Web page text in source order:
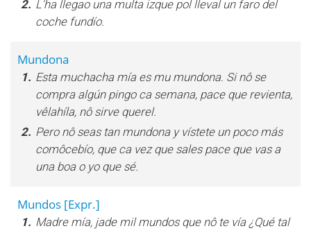
2. L'ha llegao una multa izque pol lleval un faro del
coche fundío.
Mundona
1. Esta muchacha mía es mu mundona. Si nô se
compra algún pingo ca semana, pace que revienta,
vêlahíla, nô sirve querel.
2. Pero nô seas tan mundona y vístete un poco más
comôcebío, que ca vez que sales pace que vas a
una boa o yo que sé.
Mundos [Expr.]
1. Madre mía, jade mil mundos que nô te vía ¿Qué tal